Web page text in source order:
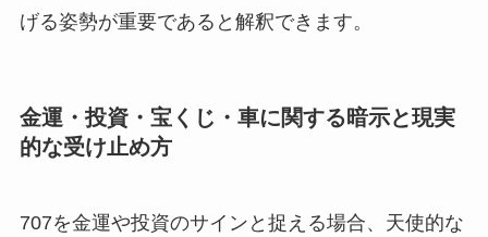
げる姿勢が重要であると解釈できます。
金運・投資・宝くじ・車に関する暗示と現実
的な受け止め方
707を金運や投資のサインと捉える場合、天使的な